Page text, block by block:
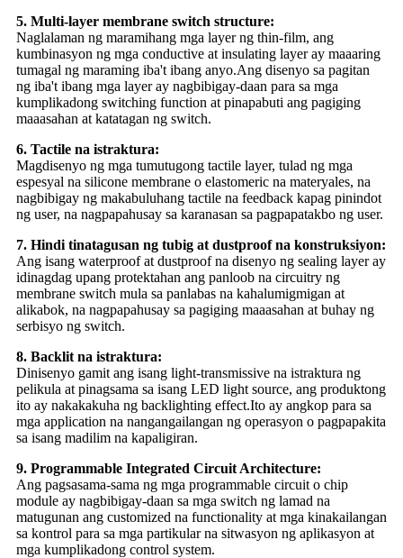
5. Multi-layer membrane switch structure:
Naglalaman ng maramihang mga layer ng thin-film, ang
kumbinasyon ng mga conductive at insulating layer ay maaaring
tumagal ng maraming iba't ibang anyo.Ang disenyo sa pagitan
ng iba't ibang mga layer ay nagbibigay-daan para sa mga
kumplikadong switching function at pinapabuti ang pagiging
maaasahan at katatagan ng switch.
6. Tactile na istraktura:
Magdisenyo ng mga tumutugong tactile layer, tulad ng mga
espesyal na silicone membrane o elastomeric na materyales, na
nagbibigay ng makabuluhang tactile na feedback kapag pinindot
ng user, na nagpapahusay sa karanasan sa pagpapatakbo ng user.
7. Hindi tinatagusan ng tubig at dustproof na konstruksiyon:
Ang isang waterproof at dustproof na disenyo ng sealing layer ay
idinagdag upang protektahan ang panloob na circuitry ng
membrane switch mula sa panlabas na kahalumigmigan at
alikabok, na nagpapahusay sa pagiging maaasahan at buhay ng
serbisyo ng switch.
8. Backlit na istraktura:
Dinisenyo gamit ang isang light-transmissive na istraktura ng
pelikula at pinagsama sa isang LED light source, ang produktong
ito ay nakakakuha ng backlighting effect.Ito ay angkop para sa
mga application na nangangailangan ng operasyon o pagpapakita
sa isang madilim na kapaligiran.
9. Programmable Integrated Circuit Architecture:
Ang pagsasama-sama ng mga programmable circuit o chip
module ay nagbibigay-daan sa mga switch ng lamad na
matugunan ang customized na functionality at mga kinakailangan
sa kontrol para sa mga partikular na sitwasyon ng aplikasyon at
mga kumplikadong control system.